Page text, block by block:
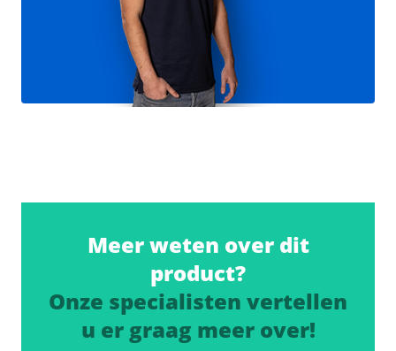
Meer weten over dit
product?
Onze specialisten vertellen
u er graag meer over!